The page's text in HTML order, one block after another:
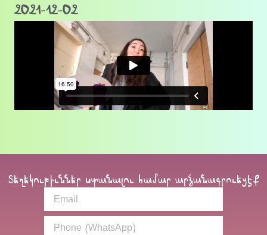
2021-12-02
Տեղեկութիւններ ստանալու համար արձանագրուեցէք